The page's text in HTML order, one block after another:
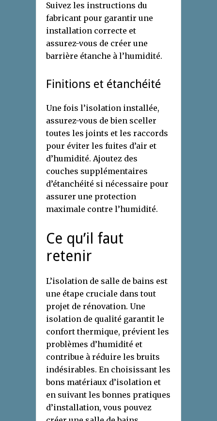
Suivez les instructions du
fabricant pour garantir une
installation correcte et
assurez-vous de créer une
barrière étanche à l’humidité.
Finitions et étanchéité
Une fois l’isolation installée,
assurez-vous de bien sceller
toutes les joints et les raccords
pour éviter les fuites d’air et
d’humidité. Ajoutez des
couches supplémentaires
d’étanchéité si nécessaire pour
assurer une protection
maximale contre l’humidité.
Ce qu’il faut
retenir
L’isolation de salle de bains est
une étape cruciale dans tout
projet de rénovation. Une
isolation de qualité garantit le
confort thermique, prévient les
problèmes d’humidité et
contribue à réduire les bruits
indésirables. En choisissant les
bons matériaux d’isolation et
en suivant les bonnes pratiques
d’installation, vous pouvez